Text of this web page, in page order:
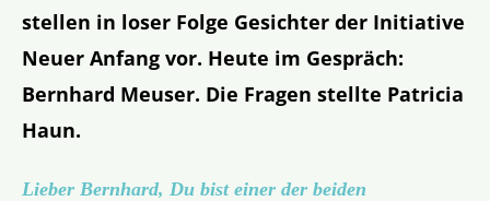
stellen in loser Folge Gesichter der Initiative
Neuer Anfang vor. Heute im Gespräch:
Bernhard Meuser. Die Fragen stellte Patricia
Haun.
Lieber Bernhard, Du bist einer der beiden